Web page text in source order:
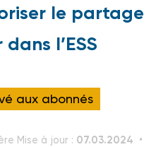
le partage
l’ESS
aux abonnés
Mise à jour : 07.03.2024